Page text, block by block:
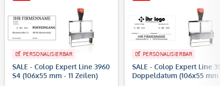
PERSONALISIERBAR
SALE - Colop Expert Line 3960
S4 (106x55 mm - 11 Zeilen)
PERSONALISIERBAR
SALE - Colop Expert Line
Doppeldatum (106x55 mm